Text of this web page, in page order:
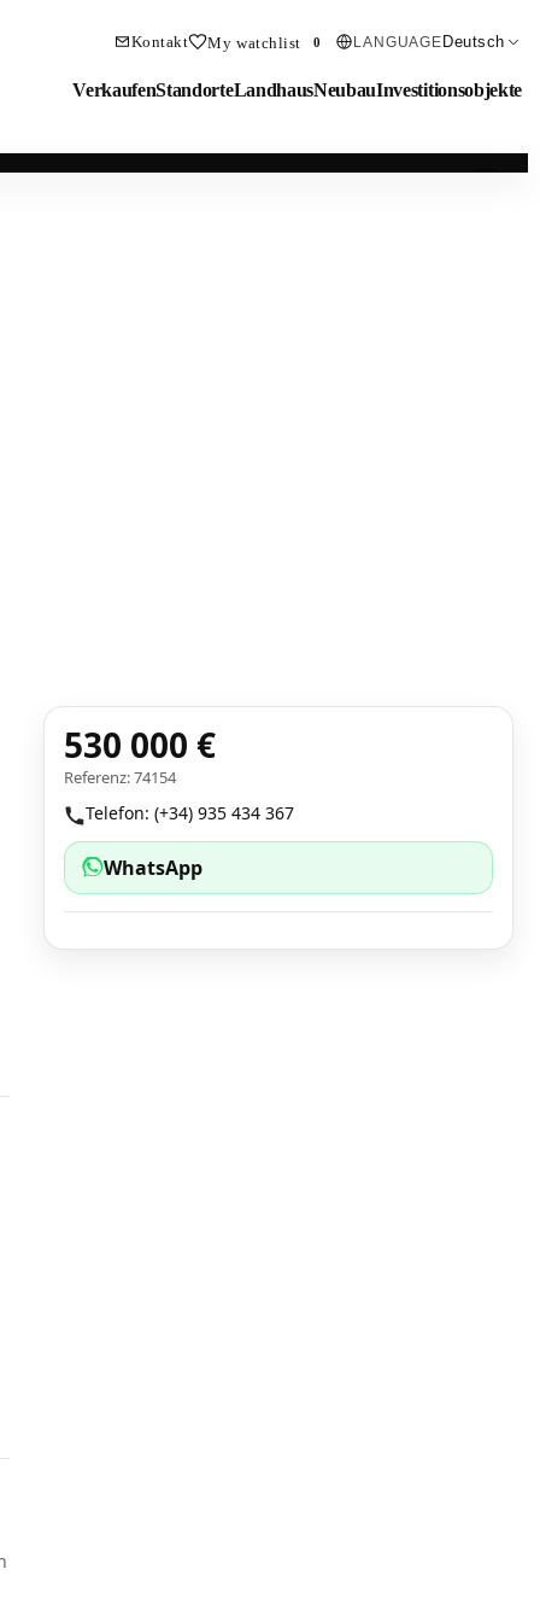
Kontakt My watchlist 0 LANGUAGE Deutsch
VerkaufenStandorteLandhausNeubauInvestitionsobjekte
530 000 €
Referenz: 74154
Telefon: (+34) 935 434 367
WhatsApp